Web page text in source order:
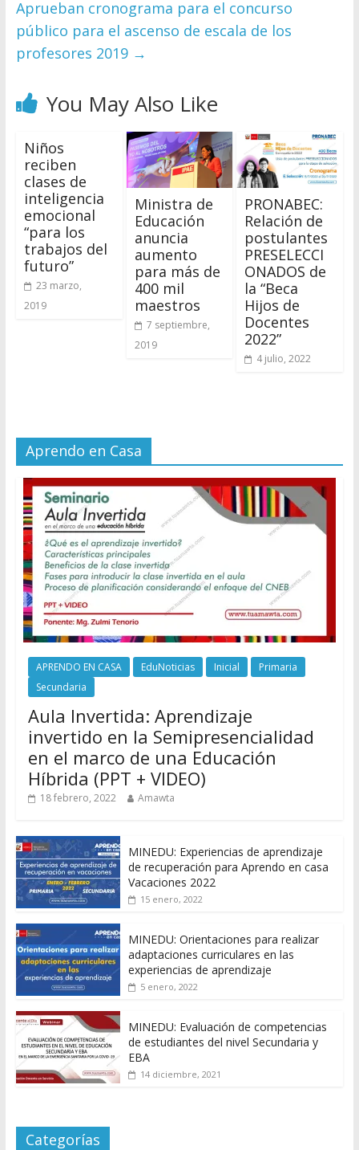
Aprueban cronograma para el concurso
público para el ascenso de escala de los
profesores 2019 →
You May Also Like
Niños
reciben
clases de
inteligencia
emocional
“para los
trabajos del
futuro”
23 marzo,
2019
Ministra de
Educación
anuncia
aumento
para más de
400 mil
maestros
7 septiembre,
2019
PRONABEC:
Relación de
postulantes
PRESELECCI
ONADOS de
la “Beca
Hijos de
Docentes
2022”
4 julio, 2022
Aprendo en Casa
APRENDO EN CASA EduNoticias Inicial
Primaria
Secundaria
Aula Invertida: Aprendizaje
invertido en la Semipresencialidad
en el marco de una Educación
Híbrida (PPT + VIDEO)
18 febrero, 2022 Amawta
MINEDU: Experiencias de aprendizaje
de recuperación para Aprendo en casa
Vacaciones 2022
15 enero, 2022
MINEDU: Orientaciones para realizar
adaptaciones curriculares en las
experiencias de aprendizaje
5 enero, 2022
MINEDU: Evaluación de competencias
de estudiantes del nivel Secundaria y
EBA
14 diciembre, 2021
Categorías